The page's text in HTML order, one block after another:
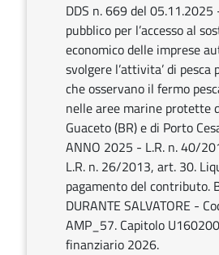
DDS n. 669 del
pubblico per l’accesso al
economico delle imprese
svolgere l’attivita’ di pesca
che osservano il fermo
nelle aree marine protette
Guaceto (BR) e di Porto
ANNO 2025 - L.R. n. 40/
L.R. n. 26/2013, art. 30.
pagamento del contributo.
DURANTE SALVATORE -
AMP_57. Capitolo
finanziario 2026.